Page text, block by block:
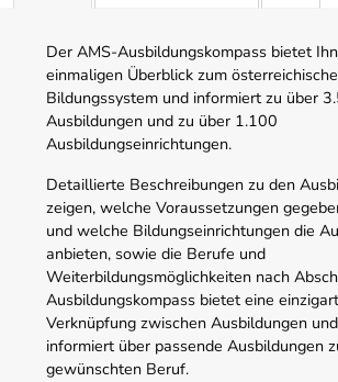
Der AMS-Ausbildungskompass bietet
einmaligen Überblick zum
Bildungssystem und informiert zu über
Ausbildungen und zu über 1.100
Ausbildungseinrichtungen.
Detaillierte Beschreibungen zu den
zeigen, welche Voraussetzungen
und welche Bildungseinrichtungen die
anbieten, sowie die Berufe und
Weiterbildungsmöglichkeiten nach
Ausbildungskompass bietet eine
Verknüpfung zwischen Ausbildungen
informiert über passende Ausbildungen
gewünschten Beruf.